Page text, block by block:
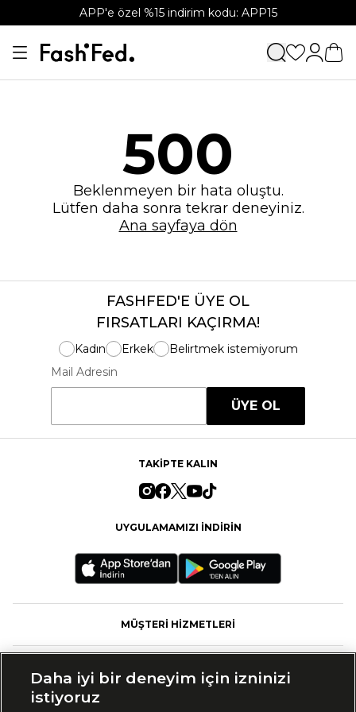
APP'e özel %15 indirim kodu: APP15
500
Beklenmeyen bir hata oluştu.
Lütfen daha sonra tekrar deneyiniz.
Ana sayfaya dön
FASHFED'E ÜYE OL
FIRSATLARI KAÇIRMA!
Kadın Erkek
Belirtmek istemiyorum
Mail Adresin
ÜYE OL
TAKİPTE KALIN
UYGULAMAMIZI İNDİRİN
MÜŞTERİ HİZMETLERİ
Daha iyi bir deneyim için izninizi
istiyoruz